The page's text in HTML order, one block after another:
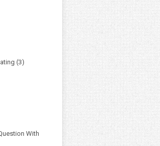
(3)
With